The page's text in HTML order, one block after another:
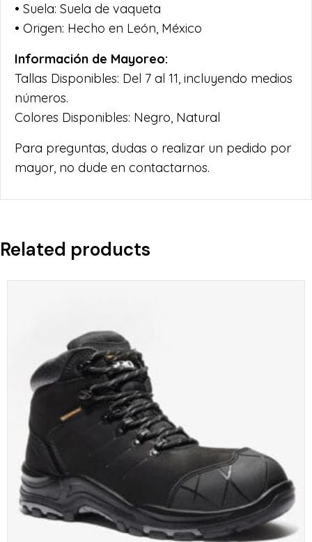
• Suela: Suela de vaqueta
• Origen: Hecho en León, México
Información de Mayoreo:
Tallas Disponibles: Del 7 al 11, incluyendo medios
números.
Colores Disponibles: Negro, Natural
Para preguntas, dudas o realizar un pedido por
mayor, no dude en contactarnos.
Related products